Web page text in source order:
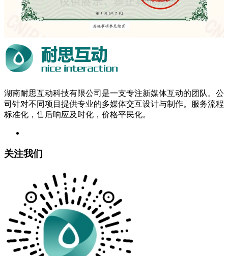
湖南耐思互动科技有限公司是一支专注新媒体互动的团队。公
司针对不同项目提供专业的多媒体交互设计与制作。服务流程
标准化，售后响应及时化，价格平民化。
关注我们